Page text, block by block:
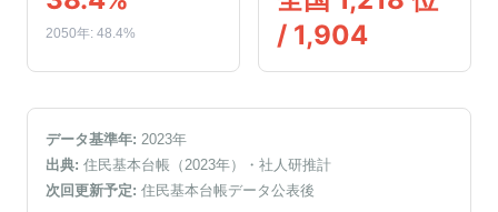
2050年: 48.4%
/ 1,904
データ基準年: 2023年
出典: 住民基本台帳（2023年）
・社人研推計
次回更新予定: 住民基本台帳データ公表後